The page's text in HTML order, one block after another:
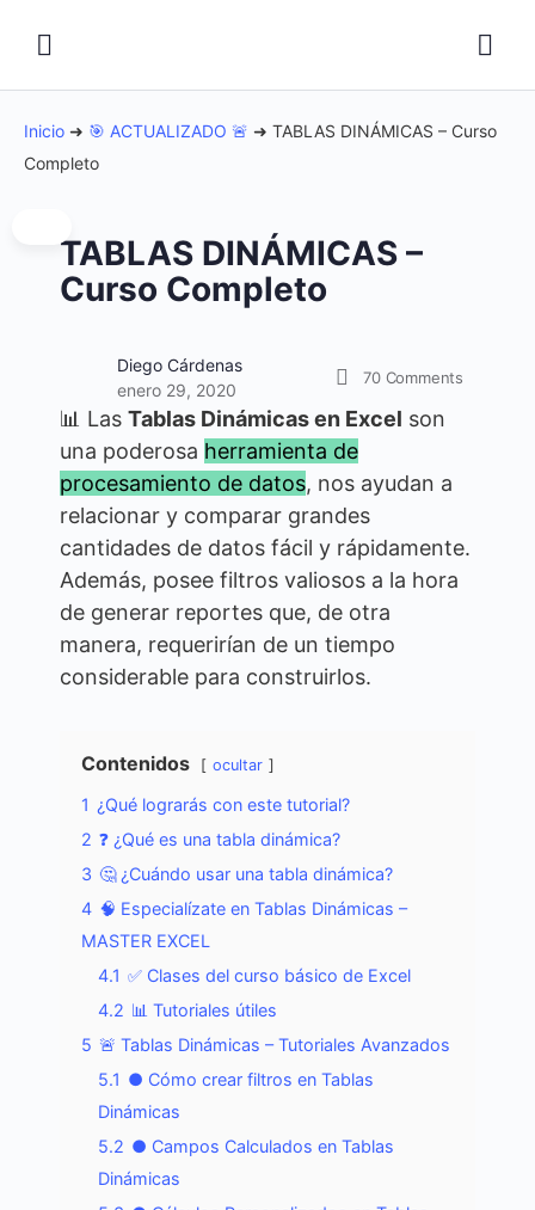
Inicio ➜ 🎯 ACTUALIZADO 🚨 ➜ TABLAS DINÁMICAS – Curso
Completo
TABLAS DINÁMICAS –
Curso Completo
Diego Cárdenas
enero 29, 2020
70 Comments
📊 Las Tablas Dinámicas en Excel son
una poderosa herramienta de
procesamiento de datos, nos ayudan a
relacionar y comparar grandes
cantidades de datos fácil y rápidamente.
Además, posee filtros valiosos a la hora
de generar reportes que, de otra
manera, requerirían de un tiempo
considerable para construirlos.
Contenidos ocultar
1 ¿Qué lograrás con este tutorial?
2 ❓ ¿Qué es una tabla dinámica?
3 🤔 ¿Cuándo usar una tabla dinámica?
4 🧠 Especialízate en Tablas Dinámicas –
MASTER EXCEL
4.1 ✅ Clases del curso básico de Excel
4.2 📊 Tutoriales útiles
5 🚨 Tablas Dinámicas – Tutoriales Avanzados
5.1 ● Cómo crear filtros en Tablas
Dinámicas
5.2 ● Campos Calculados en Tablas
Dinámicas